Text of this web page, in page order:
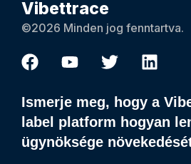
Vibettrace
©2026 Minden jog fenntartva.
Ismerje meg, hogy a
label platform hogyan
ügynöksége